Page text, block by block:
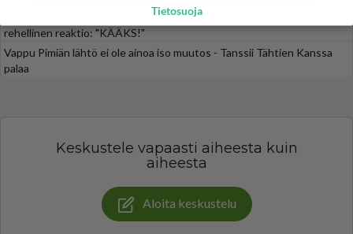
Iloyllätys! Maajussi-Kalle ja Niina palaavat televisioon - Niinalta
rehellinen reaktio: "KÄÄKS!"
Vappu Pimiän lähtö ei ole ainoa iso muutos - Tanssii Tähtien Kanssa
palaa
Keskustele vapaasti aiheesta kuin
aiheesta
Aloita keskustelu
Tietosuoja